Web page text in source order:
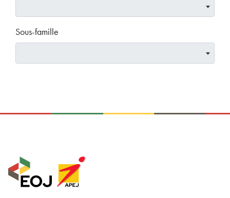
Sous-famille